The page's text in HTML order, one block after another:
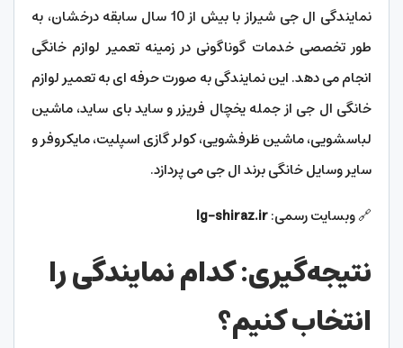
نمایندگی ال جی شیراز با بیش از 10 سال سابقه درخشان، به
طور تخصصی خدمات گوناگونی در زمینه تعمیر لوازم خانگی
انجام می دهد. این نمایندگی به صورت حرفه ای به تعمیر لوازم
خانگی ال جی از جمله یخچال فریزر و ساید بای ساید، ماشین
لباسشویی، ماشین ظرفشویی، کولر گازی اسپلیت، مایکروفر و
سایر وسایل خانگی برند ال جی می پردازد.
🔗 وبسایت رسمی:lg-shiraz.ir
نتیجه‌گیری: کدام نمایندگی را
انتخاب کنیم؟